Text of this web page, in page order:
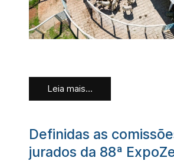
Leia mais...
Definidas as
jurados da 88ª